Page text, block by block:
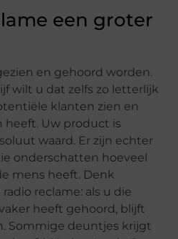
een groter
en gehoord worden.
wilt u dat zelfs zo letterlijk
klanten zien en
heeft. Uw product is
waard. Er zijn echter
onderschatten hoeveel
mens heeft. Denk
reclame: als u die
heeft gehoord, blijft
Sommige deuntjes krijgt